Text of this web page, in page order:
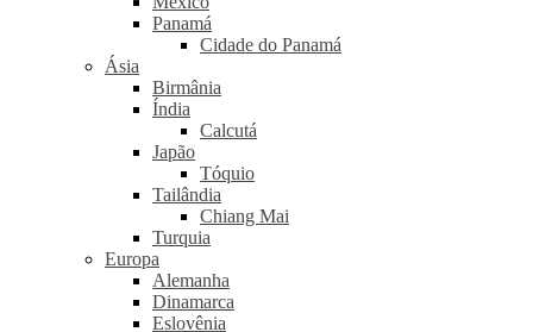
Panamá
Cidade do Panamá
Ásia
Birmânia
Índia
Calcutá
Japão
Tóquio
Tailândia
Chiang Mai
Turquia
Europa
Alemanha
Dinamarca
Eslovênia